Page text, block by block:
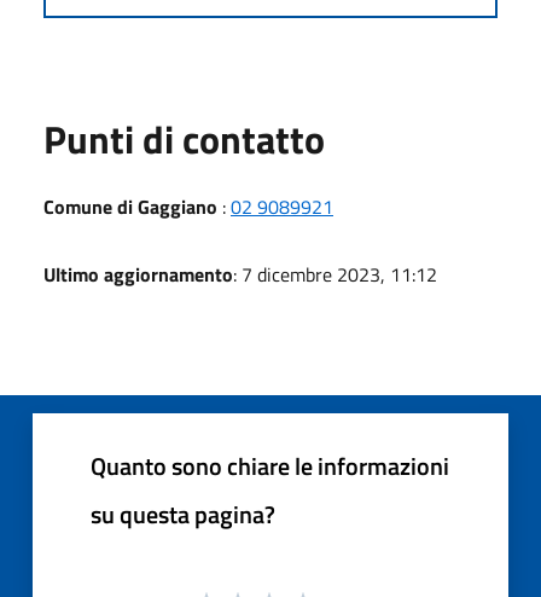
Punti di contatto
Comune di Gaggiano :02 9089921
Ultimo aggiornamento: 7 dicembre 2023, 11:12
Quanto sono chiare le informazioni
su questa pagina?